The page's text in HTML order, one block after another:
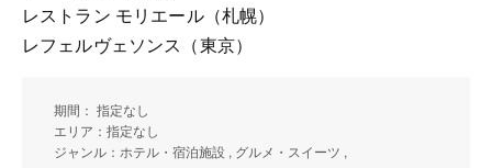
レストラン モリエール（札幌）
レフェルヴェソンス（東京）
期間： 指定なし
エリア：指定なし
ジャンル：ホテル・宿泊施設 , グルメ・スイーツ ,